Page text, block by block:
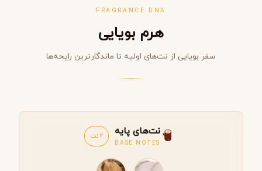
FRAGRANCE DNA
هرم بویایی
سفر بویایی از نت‌های اولیه تا ماندگارترین رایحه‌ها
نت‌های پایه
BASE NOTES
2 نت